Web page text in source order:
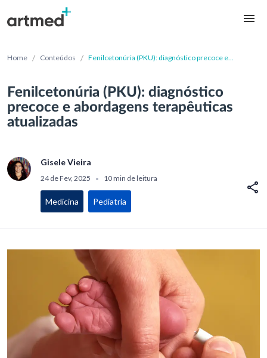
Home / Conteúdos / Fenilcetonúria (PKU): diagnóstico precoce e
Fenilcetonúria (PKU): diagnóstico
precoce e abordagens terapêuticas
atualizadas
Gisele Vieira
24 de Fev, 2025 • 10 min de leitura
Medicina Pediatria